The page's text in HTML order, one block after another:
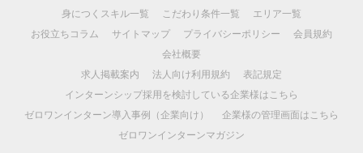
身につくスキル一覧
こだわり条件一覧
エリア一覧
お役立ちコラム
サイトマップ プライバシーポリシー
会員規約
会社概要
求人掲載案内
法人向け利用規約
表記規定
インターンシップ採用を検討している企業様はこちら
ゼロワンインターン導入事例（企業向け）
企業様の管理画面はこちら
ゼロワンインターンマガジン